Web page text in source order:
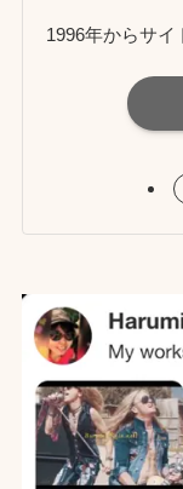
1996年からサイ